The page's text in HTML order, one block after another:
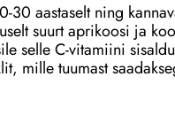
30 aastaselt ning
suurt aprikoosi ja
selle C-vitamiini
mille tuumast